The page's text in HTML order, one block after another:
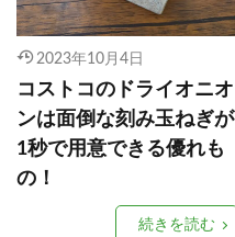
2023年10月4日
コストコのドライオニオ
ンは面倒な刻み玉ねぎが
1秒で用意できる優れも
の！
続きを読む